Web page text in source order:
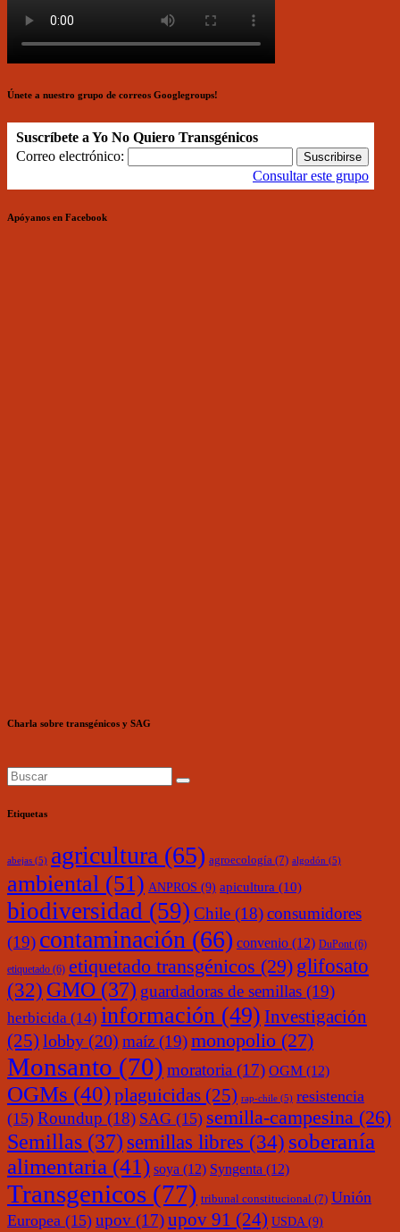
Únete a nuestro grupo de correos Googlegroups!
Suscríbete a Yo No Quiero Transgénicos
Correo electrónico:
Consultar este grupo
Apóyanos en Facebook
Charla sobre transgénicos y SAG
Etiquetas
abejas (5) agricultura (65) agroecología (7) algodón (5)
ambiental (51) ANPROS (9) apicultura (10)
biodiversidad (59) Chile (18)consumidores
(19) contaminación (66) convenio (12) DuPont (6)
etiquetado (6) etiquetado transgénicos (29) glifosato
(32) GMO (37) guardadoras de semillas (19)
herbicida (14) información (49) Investigación
(25) lobby (20) maíz (19)monopolio (27)
Monsanto (70) moratoria (17) OGM (12)
OGMs (40)plaguicidas (25) rap-chile (5) resistencia
(15) Roundup (18) SAG (15) semilla-campesina (26)
Semillas (37) semillas libres (34) soberanía
alimentaria (41) soya (12) Syngenta (12)
Transgenicos (77) tribunal constitucional (7) Unión
Europea (15) upov (17)upov 91 (24) USDA (9)